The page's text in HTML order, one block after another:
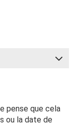
pense que cela
ou la date de